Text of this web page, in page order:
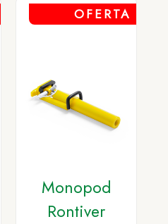
OFERTA
Monopod
Rontiver